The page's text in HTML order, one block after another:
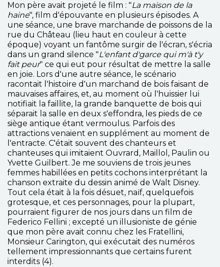
Mon père avait projeté le film : "La maison de la
haine", film d'épouvante en plusieurs épisodes. A
une séance, une brave marchande de poissons de la
rue du Château (lieu haut en couleur à cette
époque) voyant un fantôme surgir de l'écran, s'écria
dans un grand silence "L'enfant d'garce qui m'à t'y
fait peur" ce qui eut pour résultat de mettre la salle
en joie. Lors d'une autre séance, le scénario
racontait l'histoire d'un marchand de bois faisant de
mauvaises affaires, et, au moment où l'huissier lui
notifiait la faillite, la grande banquette de bois qui
séparait la salle en deux s'effondra, les pieds de ce
siège antique étant vermoulus. Parfois des
attractions venaient en supplément au moment de
l'entracte. C'était souvent des chanteurs et
chanteuses qui imitaient Ouvrard, Maillol, Paulin ou
Yvette Guilbert. Je me souviens de trois jeunes
femmes habillées en petits cochons interprétant la
chanson extraite du dessin animé de Walt Disney.
Tout cela était à la fois désuet, naïf, quelquefois
grotesque, et ces personnages, pour la plupart,
pourraient figurer de nos jours dans un film de
Federico Fellini ; excepté un illusioniste de génie
que mon père avait connu chez les Fratellini,
Monsieur Carington, qui exécutait des numéros
tellement impressionnants que certains furent
interdits (4).